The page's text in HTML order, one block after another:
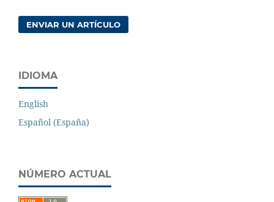
ENVIAR UN ARTÍCULO
IDIOMA
English
Español (España)
NÚMERO ACTUAL